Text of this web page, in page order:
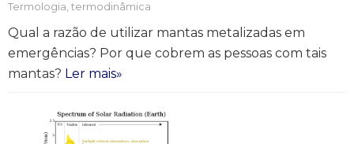
Termologia, termodinâmica
Qual a razão de utilizar mantas metalizadas em
emergências? Por que cobrem as pessoas com tais
mantas? Ler mais»